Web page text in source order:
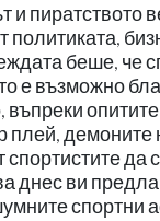
пиратството
политиката,
беше, че
е възможно
въпреки
демоните
спортистите да
днес ви
спортни